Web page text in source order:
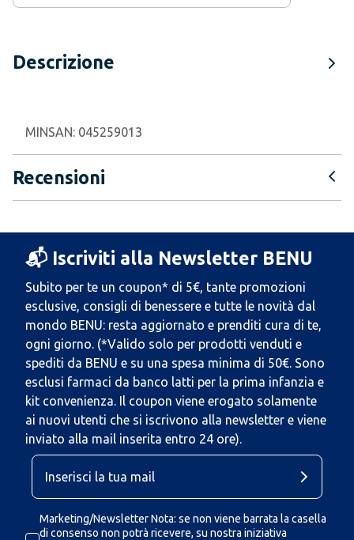
Descrizione
MINSAN: 045259013
Recensioni
📬 Iscriviti alla Newsletter BENU
Subito per te un coupon* di 5€, tante promozioni
esclusive, consigli di benessere e tutte le novità dal
mondo BENU: resta aggiornato e prenditi cura di te,
ogni giorno. (*Valido solo per prodotti venduti e
spediti da BENU e su una spesa minima di 50€. Sono
esclusi farmaci da banco latti per la prima infanzia e
kit convenienza. Il coupon viene erogato solamente
ai nuovi utenti che si iscrivono alla newsletter e viene
inviato alla mail inserita entro 24 ore).
Marketing/Newsletter Nota: se non viene barrata la casella
di consenso non potrà ricevere, su nostra iniziativa